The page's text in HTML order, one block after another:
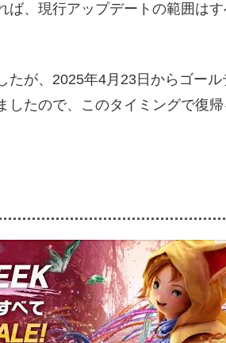
、現行アップデートの範囲は
たが、2025年4月23日からゴー
たので、このタイミングで復帰